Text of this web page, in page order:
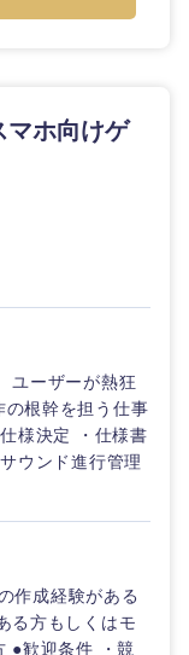
マホ向けゲ
ユーザーが熱狂
の根幹を担う仕事
様決定 ・仕様書
ウンド進行管理
作成経験がある
る方もしくはモ
●歓迎条件 ・競